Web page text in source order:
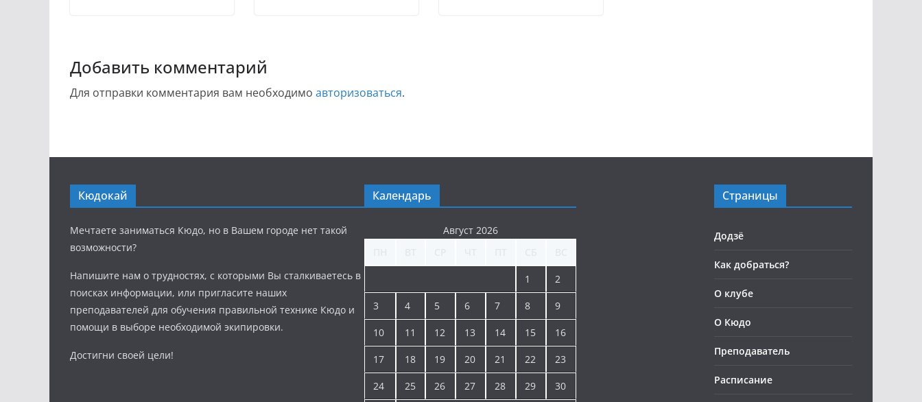
Добавить комментарий
Для отправки комментария вам необходимо авторизоваться.
Кюдокай
Мечтаете заниматься Кюдо, но в Вашем городе нет такой
возможности?
Напишите нам о трудностях, с которыми Вы сталкиваетесь в
поисках информации, или пригласите наших
преподавателей для обучения правильной технике Кюдо и
помощи в выборе необходимой экипировки.
Достигни своей цели!
Календарь
Август 2026
1 2
3 4 5 6 7 8 9
10 11 12 13 14 15 16
17 18 19 20 21 22 23
24 25 26 27 28 29 30
Страницы
Додзё
Как добраться?
О клубе
О Кюдо
Преподаватель
Расписание